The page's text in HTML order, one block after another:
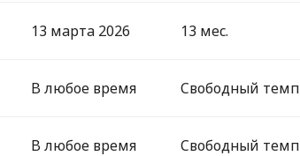
13 мес.
13 марта 2026
Свободный темп
В любое время
Свободный темп
В любое время